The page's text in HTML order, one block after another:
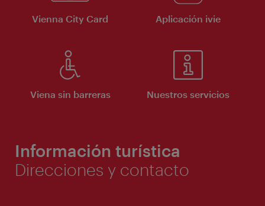
Vienna City Card Aplicación ivie
Viena sin barreras Nuestros servicios
Información turística
Direcciones y contacto